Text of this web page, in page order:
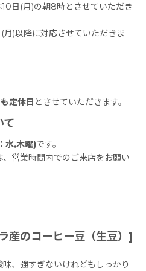
日(月)の朝8時とさせていただき
)以降に対応させていただきま
定休日 とさせていただきます。
て
水,木曜)です。
営業時間内でのご来店をお願い
産のコーヒー豆（生豆）]
、強すぎないけれどもしっかり